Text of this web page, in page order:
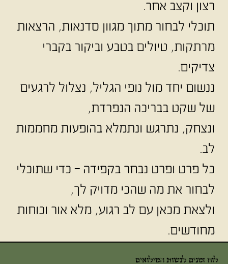
רצון וקצב אחר.
תוכלי לבחור מתוך מגוון סדנאות, הרצאות
מרתקות, טיולים בטבע וביקור בקברי
צדיקים.
ננשום יחד מול נופי הגליל, נצלול לרגעים
של שקט בבריכה הנפרדת,
ונצחק, נתרגש ונתמלא בהופעות מחממות
לב.
כל פרט ופרט נבחר בקפידה – כדי שתוכלי
לבחור את מה שהכי מדויק לך,
ולצאת מכאן עם לב רגוע, מלא אור וכוחות
מחודשים.
לוח זמנים לנשות המילואים